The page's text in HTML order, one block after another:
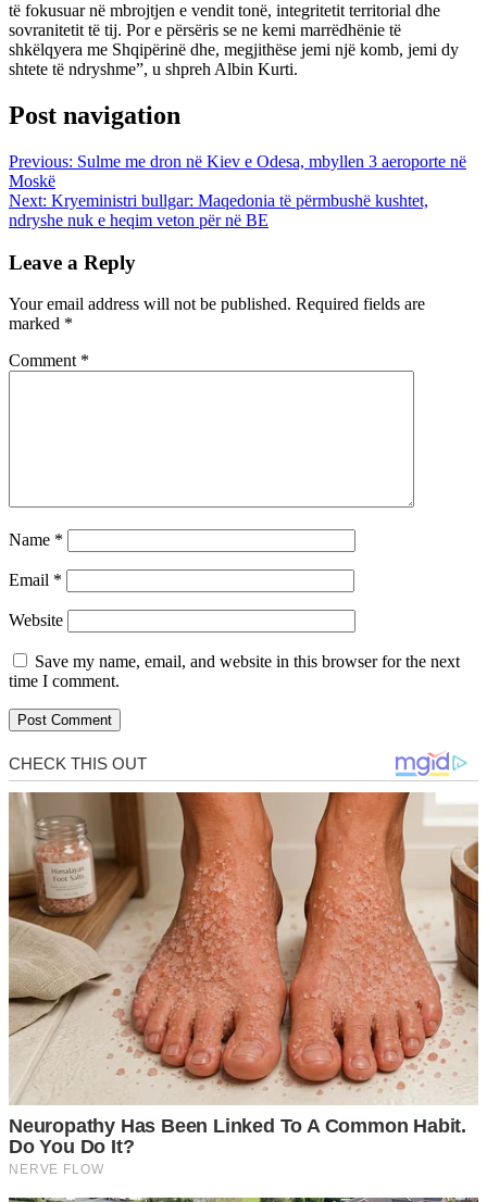
të fokusuar në mbrojtjen e vendit tonë, integritetit territorial dhe
sovranitetit të tij. Por e përsëris se ne kemi marrëdhënie të
shkëlqyera me Shqipërinë dhe, megjithëse jemi një komb, jemi dy
shtete të ndryshme”, u shpreh Albin Kurti.
Post navigation
Previous: Sulme me dron në Kiev e Odesa, mbyllen 3 aeroporte në
Moskë
Next: Kryeministri bullgar: Maqedonia të përmbushë kushtet,
ndryshe nuk e heqim veton për në BE
Leave a Reply
Your email address will not be published. Required fields are
marked *
Comment *
Name *
Email *
Website
Save my name, email, and website in this browser for the next
time I comment.